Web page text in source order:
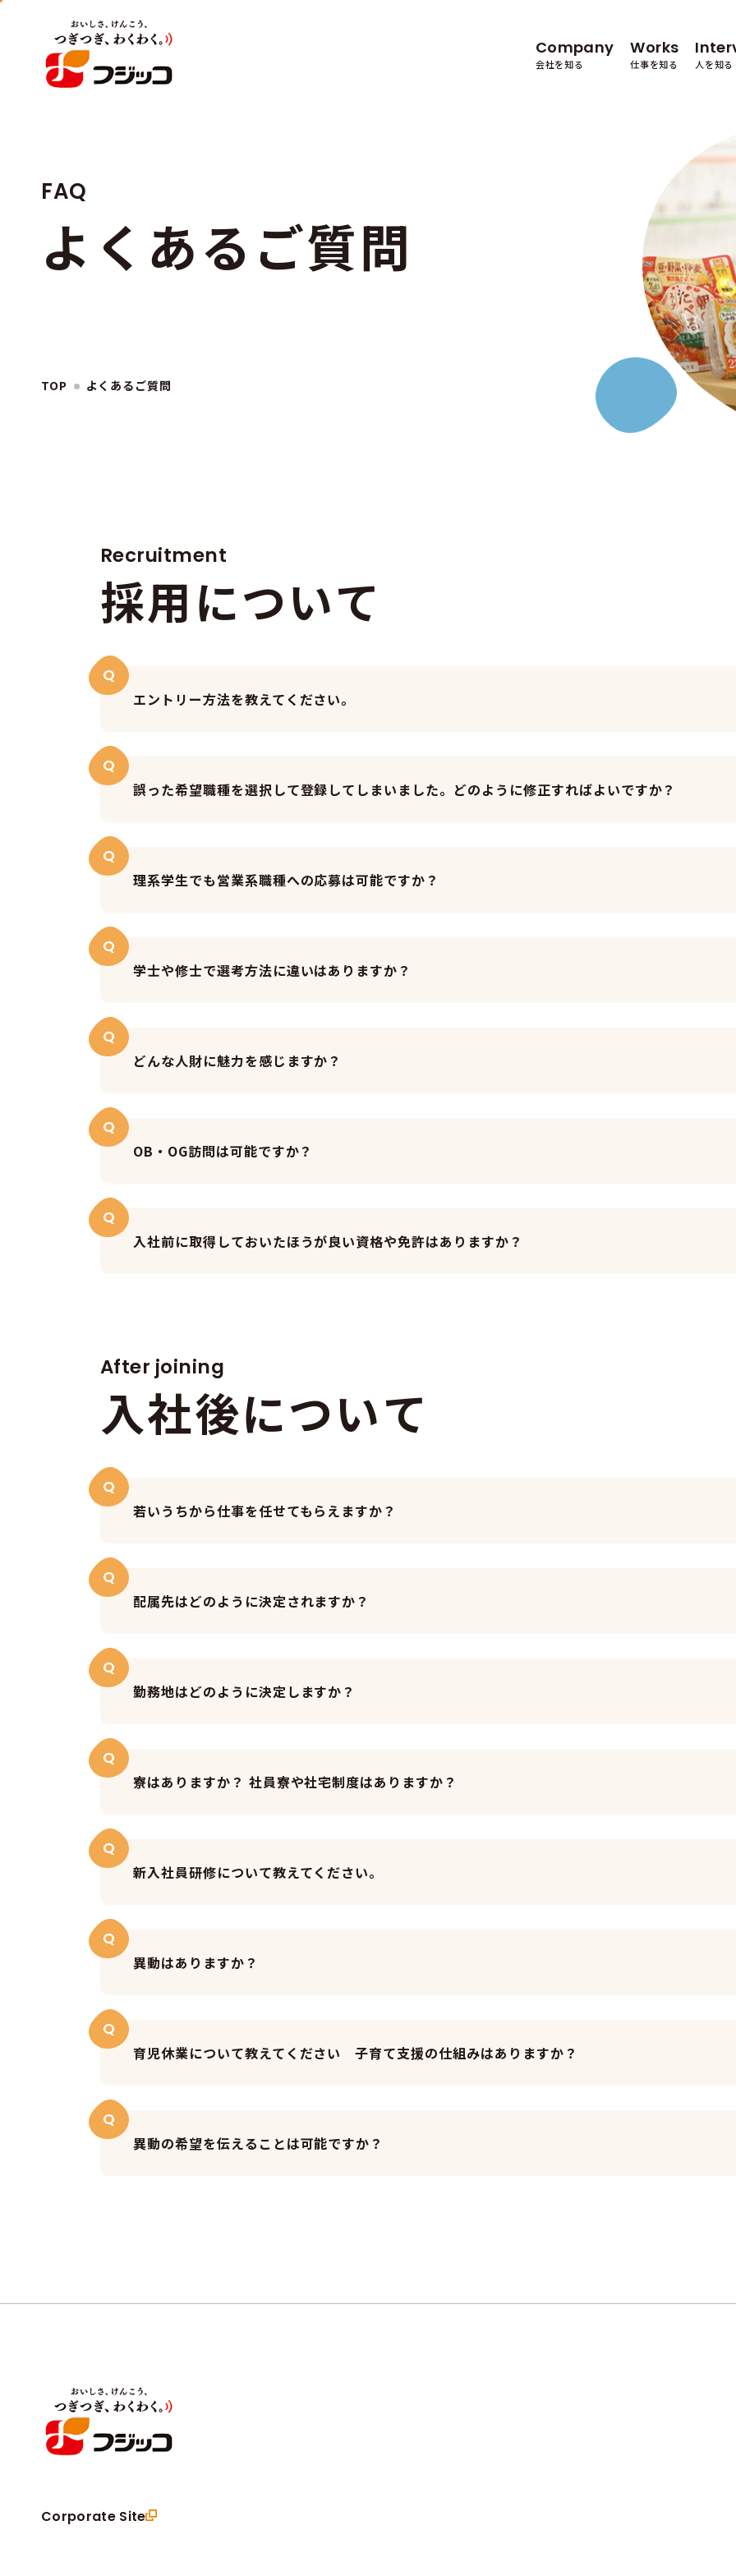
Company
会社を知る
Works
仕事を知る 人を知る
FAQ
よ く ある ご質問 よくあるご
TOP よくあるご質問
Recruitment
採用について
Q
エントリー方法を教えてください。
Q
誤った希望職種を選択して登録してしまいました。どのように修正すればよいですか？
Q
理系学生でも営業系職種への応募は可能ですか？
Q
学士や修士で選考方法に違いはありますか？
Q
どんな人財に魅力を感じますか？
Q
OB・OG訪問は可能ですか？
Q
入社前に取得しておいたほうが良い資格や免許はありますか？
After joining
入社後について
Q
若いうちから仕事を任せてもらえますか？
Q
配属先はどのように決定されますか？
Q
勤務地はどのように決定しますか？
Q
寮はありますか？ 社員寮や社宅制度はありますか？
Q
新入社員研修について教えてください。
Q
異動はありますか？
Q
育児休業について教えてください 子育て支援の仕組みはありますか？
Q
異動の希望を伝えることは可能ですか？
ENTRY
Be
Corporate Site